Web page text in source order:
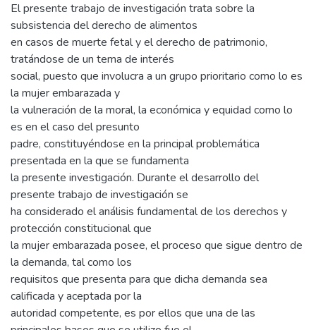
El presente trabajo de investigación trata sobre la
subsistencia del derecho de alimentos
en casos de muerte fetal y el derecho de patrimonio,
tratándose de un tema de interés
social, puesto que involucra a un grupo prioritario como lo es
la mujer embarazada y
la vulneración de la moral, la económica y equidad como lo
es en el caso del presunto
padre, constituyéndose en la principal problemática
presentada en la que se fundamenta
la presente investigación. Durante el desarrollo del
presente trabajo de investigación se
ha considerado el análisis fundamental de los derechos y
protección constitucional que
la mujer embarazada posee, el proceso que sigue dentro de
la demanda, tal como los
requisitos que presenta para que dicha demanda sea
calificada y aceptada por la
autoridad competente, es por ellos que una de las